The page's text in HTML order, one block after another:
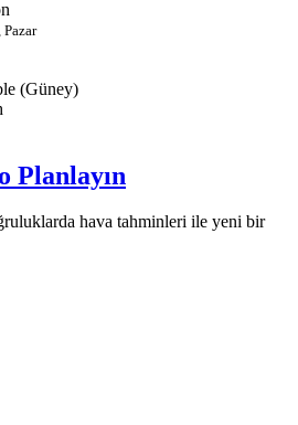
(Güney)
Planlayın
hava tahminleri ile yeni bir